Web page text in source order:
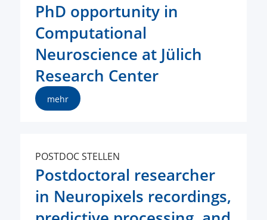
PhD opportunity in
Computational
Neuroscience at Jülich
Research Center
mehr
POSTDOC STELLEN
Postdoctoral researcher
in Neuropixels recordings,